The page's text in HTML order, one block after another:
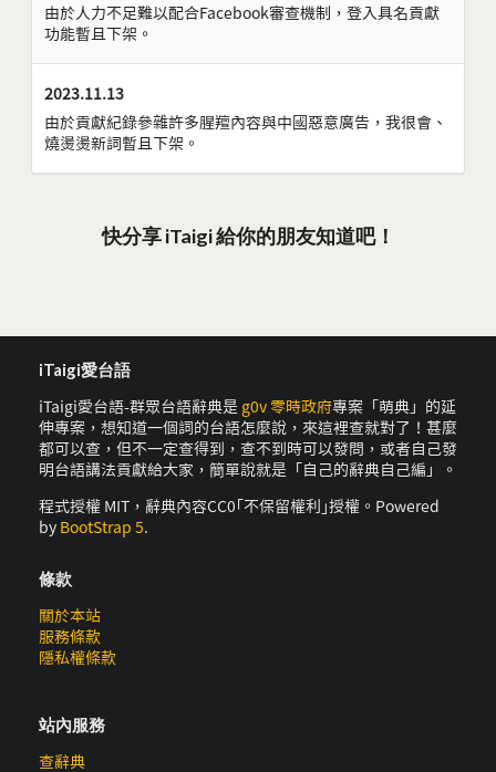
由於人力不足難以配合Facebook審查機制，登入具名貢獻
功能暫且下架。
2023.11.13
由於貢獻紀錄參雜許多腥羶內容與中國惡意廣告，我很會、
燒燙燙新詞暫且下架。
快分享 iTaigi 給你的朋友知道吧！
iTaigi愛台語
iTaigi愛台語-群眾台語辭典是 g0v 零時政府專案「萌典」的延
伸專案，想知道一個詞的台語怎麼說，來這裡查就對了！甚麼
都可以查，但不一定查得到，查不到時可以發問，或者自己發
明台語講法貢獻給大家，簡單說就是「自己的辭典自己編」。
程式授權 MIT，辭典內容CC0｢不保留權利｣授權。Powered
by BootStrap 5.
條款
關於本站
服務條款
隱私權條款
站內服務
查辭典